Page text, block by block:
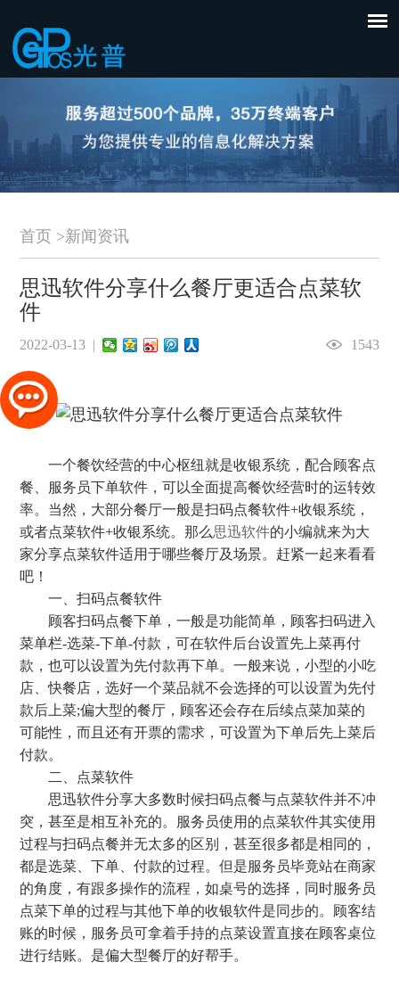
首页 >新闻资讯
思迅软件分享什么餐厅更适合点菜软
件
2022-03-13 | 1543
一个餐饮经营的中心枢纽就是收银系统，配合顾客点
餐、服务员下单软件，可以全面提高餐饮经营时的运转效
率。当然，大部分餐厅一般是扫码点餐软件+收银系统，
或者点菜软件+收银系统。那么思迅软件的小编就来为大
家分享点菜软件适用于哪些餐厅及场景。赶紧一起来看看
吧！
一、扫码点餐软件
顾客扫码点餐下单，一般是功能简单，顾客扫码进入
菜单栏-选菜-下单-付款，可在软件后台设置先上菜再付
款，也可以设置为先付款再下单。一般来说，小型的小吃
店、快餐店，选好一个菜品就不会选择的可以设置为先付
款后上菜;偏大型的餐厅，顾客还会存在后续点菜加菜的
可能性，而且还有开票的需求，可设置为下单后先上菜后
付款。
二、点菜软件
思迅软件分享大多数时候扫码点餐与点菜软件并不冲
突，甚至是相互补充的。服务员使用的点菜软件其实使用
过程与扫码点餐并无太多的区别，甚至很多都是相同的，
都是选菜、下单、付款的过程。但是服务员毕竟站在商家
的角度，有跟多操作的流程，如桌号的选择，同时服务员
点菜下单的过程与其他下单的收银软件是同步的。顾客结
账的时候，服务员可拿着手持的点菜设置直接在顾客桌位
进行结账。是偏大型餐厅的好帮手。